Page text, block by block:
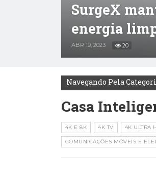
SurgeX
energia
ABR 19, 2023 20
Navegando Pela
Casa
4K E 8K 4K TV 4K ULTRA
COMUNICAÇÕES MÓVEIS E